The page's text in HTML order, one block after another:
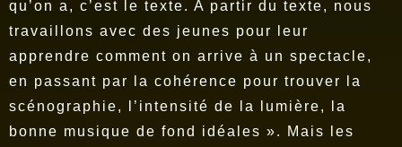
qu’on a, c’est le texte. A partir du texte, nous
travaillons avec des jeunes pour leur
apprendre comment on arrive à un spectacle,
en passant par la cohérence pour trouver la
scénographie, l’intensité de la lumière, la
bonne musique de fond idéales ». Mais les